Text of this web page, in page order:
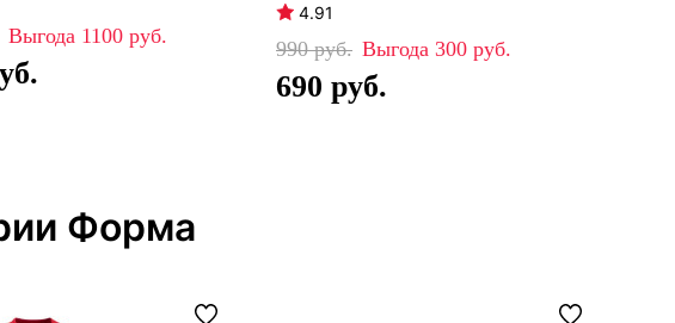
1100
4.91
990 300
690
Форма